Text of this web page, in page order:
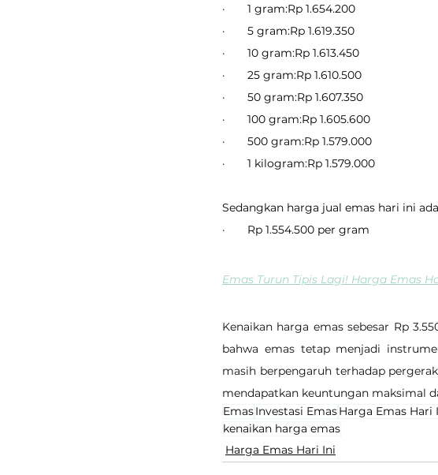
·       1 gram:Rp 1.654.200
·       5 gram:Rp 1.619.350
·       10 gram:Rp 1.613.450
·       25 gram:Rp 1.610.500
·       50 gram:Rp 1.607.350
·       100 gram:Rp 1.605.600
·       500 gram:Rp 1.579.000
·       1 kilogram:Rp 1.579.000
Sedangkan harga jual emas hari ini
·       Rp 1.554.500 per gram
Emas Turun Tipis Lagi! Harga Emas
Kenaikan harga emas sebesar Rp
bahwa emas tetap menjadi
masih berpengaruh terhadap
mendapatkan keuntungan maksimal
EmasInvestasi EmasHarga Emas Hari
kenaikan harga emas
Harga Emas Hari Ini